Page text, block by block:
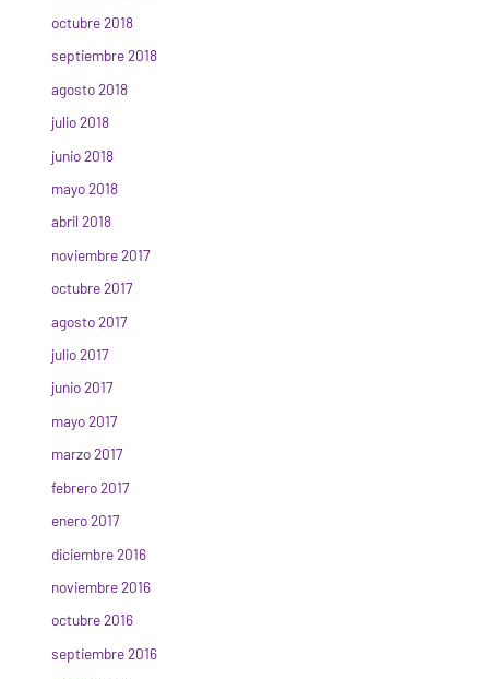
octubre 2018
septiembre 2018
agosto 2018
julio 2018
junio 2018
mayo 2018
abril 2018
noviembre 2017
octubre 2017
agosto 2017
julio 2017
junio 2017
mayo 2017
marzo 2017
febrero 2017
enero 2017
diciembre 2016
noviembre 2016
octubre 2016
septiembre 2016